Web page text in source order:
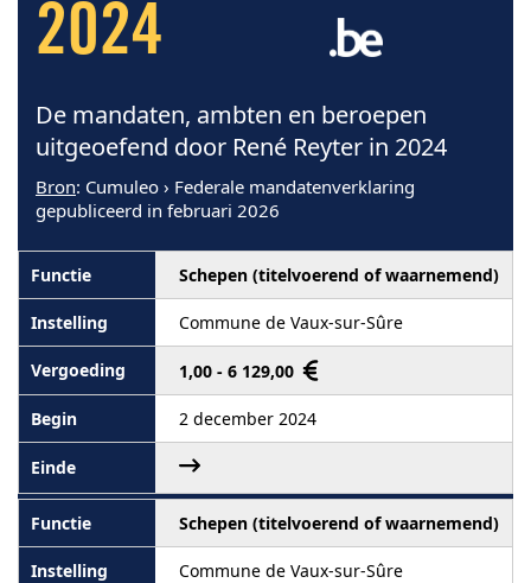
2024
De mandaten, ambten en beroepen
uitgeoefend door René Reyter in 2024
Bron: Cumuleo › Federale mandatenverklaring
gepubliceerd in februari 2026
Schepen (titelvoerend of waarnemend)
Commune de Vaux-sur-Sûre
1,00 - 6 129,00
2 december 2024
Schepen (titelvoerend of waarnemend)
Commune de Vaux-sur-Sûre